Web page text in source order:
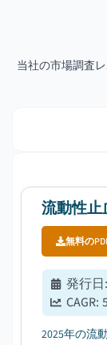
当社の市場調査
流動性止
無料の
発行日:
CAGR:
2025年の流